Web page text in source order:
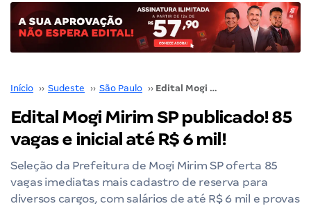
Início ›› Sudeste ›› São Paulo ›› Edital Mogi Mirim SP publicado! 85 vagas e inicial até R$ 6 mil!
Edital Mogi Mirim SP publicado! 85
vagas e inicial até R$ 6 mil!
Seleção da Prefeitura de Mogi Mirim SP oferta 85
vagas imediatas mais cadastro de reserva para
diversos cargos, com salários de até R$ 6 mil e provas